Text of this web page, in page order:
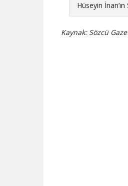
Hüseyin İnan’ın
Kaynak: Sözcü